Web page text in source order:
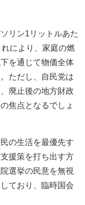
リン1リットルあた
により、家庭の燃
を通じて物価全体
ただし、自民党は
廃止後の地方財政
焦点となるでしょ
の生活を最優先す
援策を打ち出す方
選挙の民意を無視
ており、臨時国会